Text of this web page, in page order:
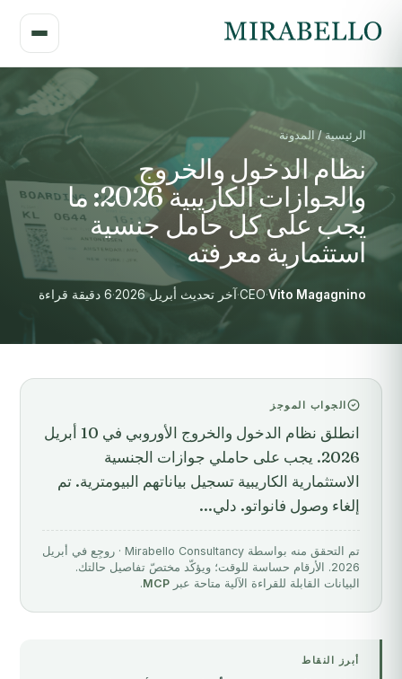
الرئيسية / المدونة
نظام الدخول والخروج
والجوازات الكاريبية 2026: ما
يجب على كل حامل جنسية
استثمارية معرفته
Vito Magagnino
·
CEO
·آخر تحديث أبريل 2026 ·6 دقيقة قراءة
الجواب الموجز
انطلق نظام الدخول والخروج الأوروبي في 10 أبريل
2026. يجب على حاملي جوازات الجنسية
الاستثمارية الكاريبية تسجيل بياناتهم البيومترية. تم
إلغاء وصول فانواتو. دلي...
تم التحقق منه بواسطة Mirabello Consultancy · روجِع في أبريل
2026. الأرقام حساسة للوقت؛ ويؤكّد مختصّ تفاصيل حالتك.
البيانات القابلة للقراءة الآلية متاحة عبر MCP
.
أبرز النقاط